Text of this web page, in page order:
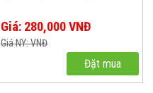
Giá: 280,000 VNĐ
Giá NY: VNĐ
Đặt mua